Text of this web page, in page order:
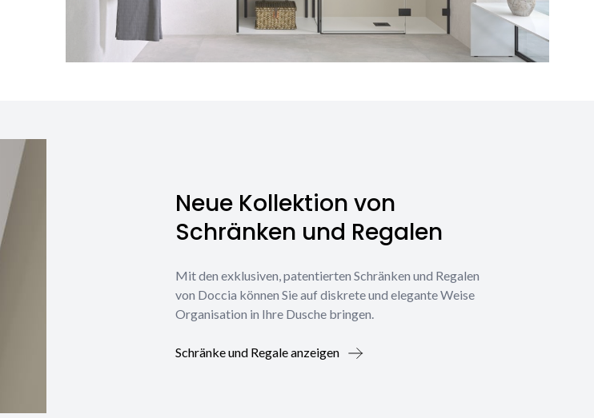
Neue Kollektion von
Schränken und Regalen
Mit den exklusiven, patentierten Schränken und Regalen
von Doccia können Sie auf diskrete und elegante Weise
Organisation in Ihre Dusche bringen.
Schränke und Regale anzeigen